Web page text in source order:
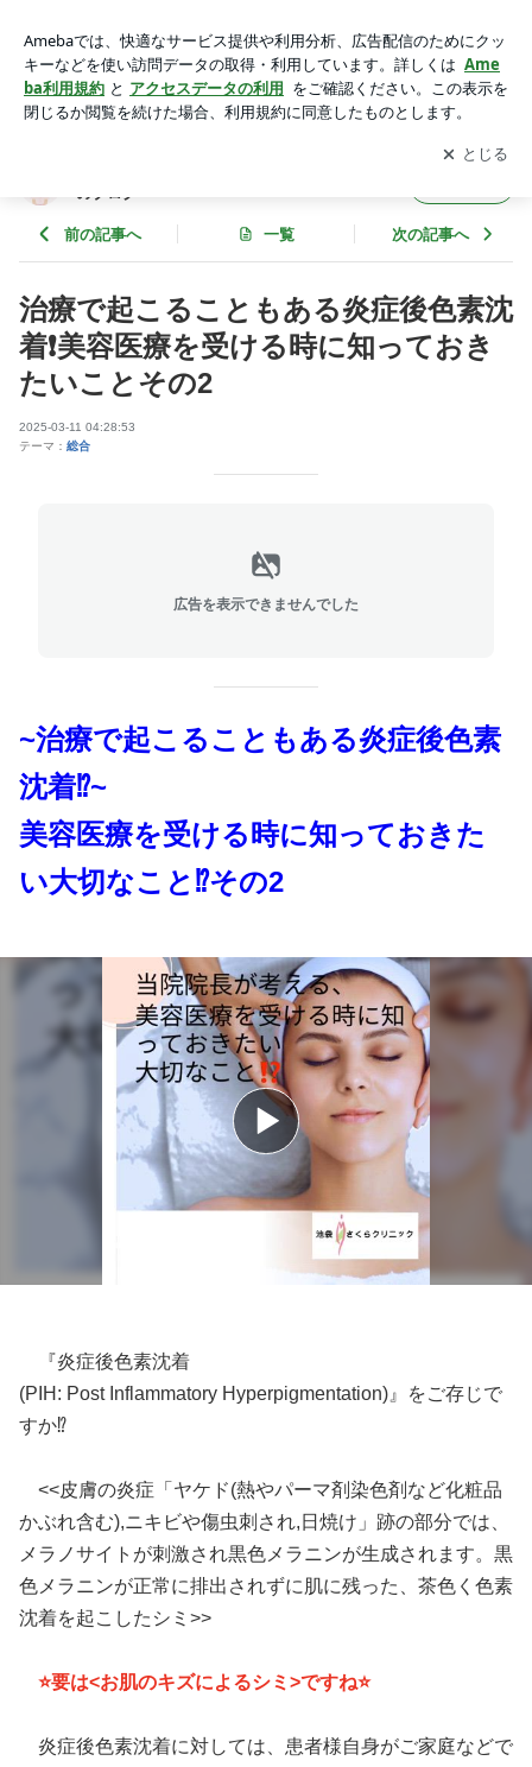
に知っておきたいことその2 | 池袋さくらクリニック インフ
ォメーションのブログ
アプリをダウンロードして ブログの更新通知
を受け取りまし
ょう。
開く
のブログ
前の記事へ 一覧 次の記事へ
治療で起こることもある炎症後色素沈
着❗️美容医療を受ける時に知っておき
たいことその2
2025-03-11 04:28:53
テーマ： 総合
広告を表示できませんでした
~治療で起こることもある炎症後色素
沈着⁉️~
美容医療を受ける時に知っておきた
い大切なこと⁉️その2
『炎症後色素沈着
(PIH: Post Inflammatory Hyperpigmentation)』をご存じで
すか⁉️
<<皮膚の炎症「ヤケド(熱やパーマ剤染色剤など化粧品
かぶれ含む),ニキビや傷虫刺され,日焼け」跡の部分では、
メラノサイトが刺激され黒色メラニンが生成されます。黒
色メラニンが正常に排出されずに肌に残った、茶色く色素
沈着を起こしたシミ>>
⭐️要は<お肌のキズによるシミ>ですね⭐️
炎症後色素沈着に対しては、患者様自身がご家庭などで